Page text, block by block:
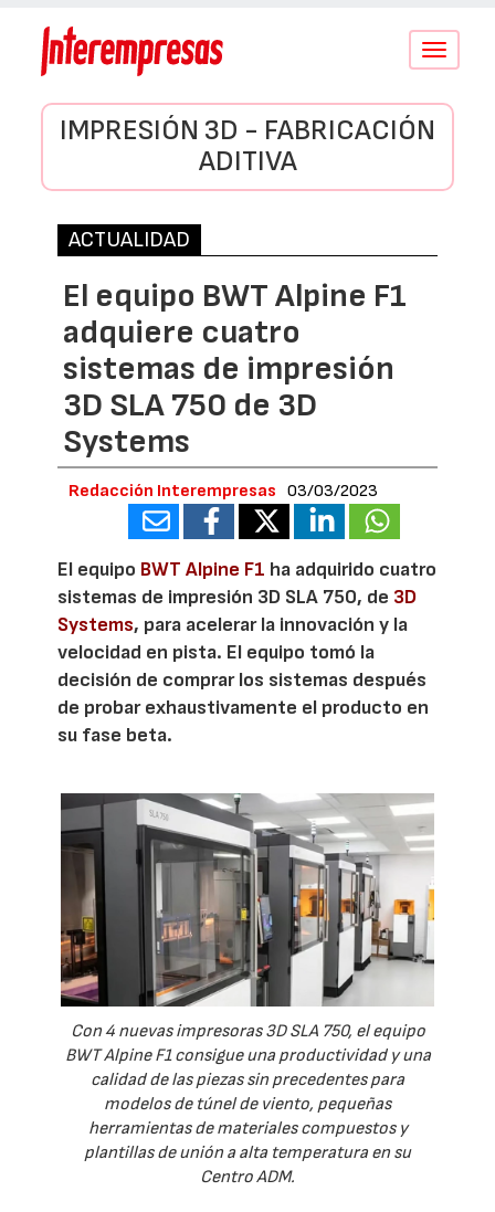
Conmutar
IMPRESIÓN 3D - FABRICACIÓN
ADITIVA
ACTUALIDAD
El equipo BWT Alpine F1
adquiere cuatro
sistemas de impresión
3D SLA 750 de 3D
Systems
Redacción Interempresas 03/03/2023
El equipo BWT Alpine F1 ha adquirido cuatro
sistemas de impresión 3D SLA 750, de 3D
Systems, para acelerar la innovación y la
velocidad en pista. El equipo tomó la
decisión de comprar los sistemas después
de probar exhaustivamente el producto en
su fase beta.
Con 4 nuevas impresoras 3D SLA 750, el equipo
BWT Alpine F1 consigue una productividad y una
calidad de las piezas sin precedentes para
modelos de túnel de viento, pequeñas
herramientas de materiales compuestos y
plantillas de unión a alta temperatura en su
Centro ADM.